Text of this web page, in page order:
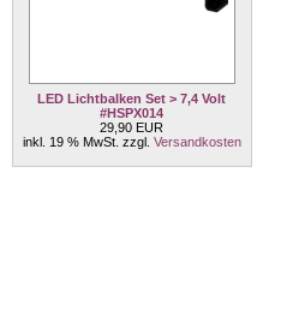
LED Lichtbalken Set > 7,4 Volt
#HSPX014
29,90 EUR
inkl. 19 % MwSt. zzgl. Versandkosten